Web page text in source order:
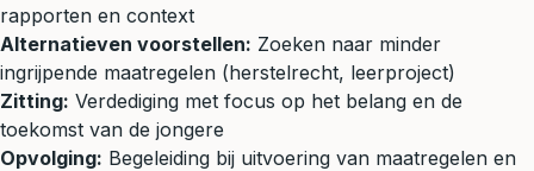
rapporten en context
Alternatieven voorstellen: Zoeken naar minder
ingrijpende maatregelen (herstelrecht, leerproject)
Zitting: Verdediging met focus op het belang en de
toekomst van de jongere
Opvolging: Begeleiding bij uitvoering van maatregelen en